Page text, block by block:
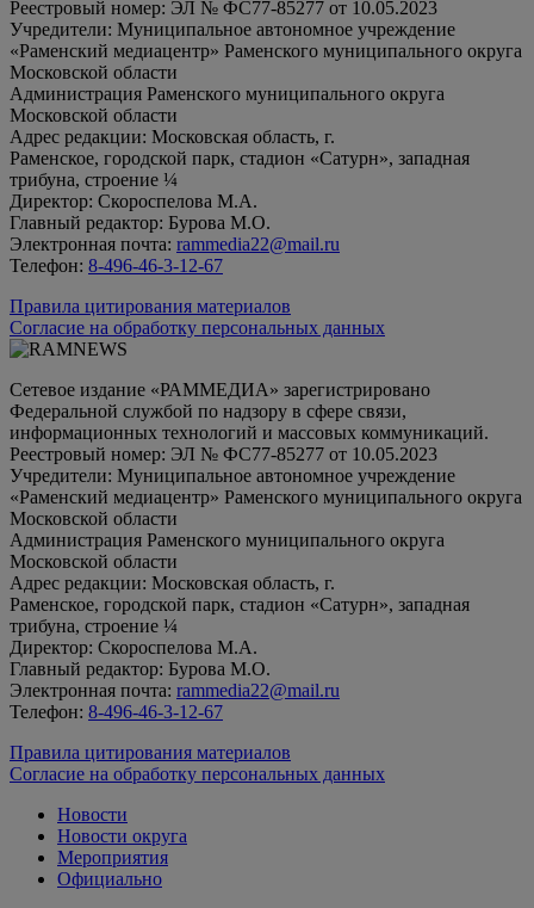
Реестровый номер: ЭЛ № ФС77-85277 от 10.05.2023
Учредители: Муниципальное автономное учреждение
«Раменский медиацентр» Раменского муниципального округа
Московской области
Администрация Раменского муниципального округа
Московской области
Адрес редакции: Московская область, г.
Раменское, городской парк, стадион «Сатурн», западная
трибуна, строение ¼
Директор: Скороспелова М.А.
Главный редактор: Бурова М.О.
Электронная почта: rammedia22@mail.ru
Телефон: 8-496-46-3-12-67
Правила цитирования материалов
Согласие на обработку персональных данных
Сетевое издание «РАММЕДИА» зарегистрировано
Федеральной службой по надзору в сфере связи,
информационных технологий и массовых коммуникаций.
Реестровый номер: ЭЛ № ФС77-85277 от 10.05.2023
Учредители: Муниципальное автономное учреждение
«Раменский медиацентр» Раменского муниципального округа
Московской области
Администрация Раменского муниципального округа
Московской области
Адрес редакции: Московская область, г.
Раменское, городской парк, стадион «Сатурн», западная
трибуна, строение ¼
Директор: Скороспелова М.А.
Главный редактор: Бурова М.О.
Электронная почта: rammedia22@mail.ru
Телефон: 8-496-46-3-12-67
Правила цитирования материалов
Согласие на обработку персональных данных
Новости
Новости округа
Мероприятия
Официально